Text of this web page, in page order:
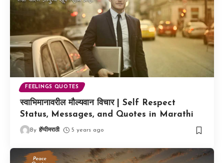
FEELINGS QUOTES
स्वाभिमानावरील मौल्यवान विचार | Self Respect
Status, Messages, and Quotes in Marathi
By हॅप्पीमराठी 5 years ago